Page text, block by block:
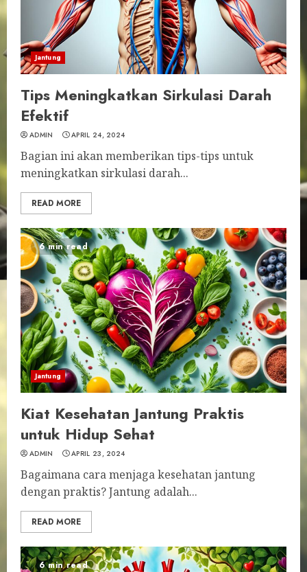
Jantung
Tips Meningkatkan Sirkulasi Darah
Efektif
ADMIN APRIL 24, 2024
Bagian ini akan memberikan tips-tips untuk
meningkatkan sirkulasi darah...
READ MORE
6 min read
Jantung
Kiat Kesehatan Jantung Praktis
untuk Hidup Sehat
ADMIN APRIL 23, 2024
Bagaimana cara menjaga kesehatan jantung
dengan praktis? Jantung adalah...
READ MORE
6 min read